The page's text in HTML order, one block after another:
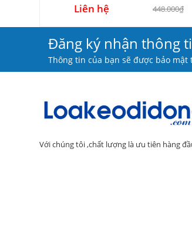
Liên hệ 448.000₫
Đăng ký nhận thông
Thông tin của bạn sẽ được bảo
Với chúng tôi ,chất lượng là ưu tiên hàng